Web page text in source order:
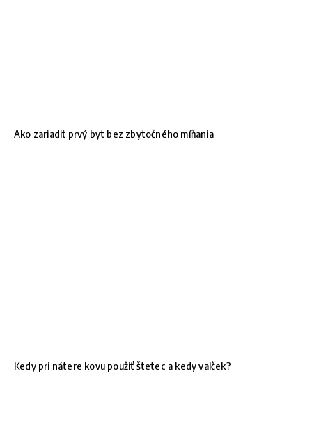
Ako zariadiť prvý byt bez zbytočného míňania
Kedy pri nátere kovu použiť štetec a kedy valček?